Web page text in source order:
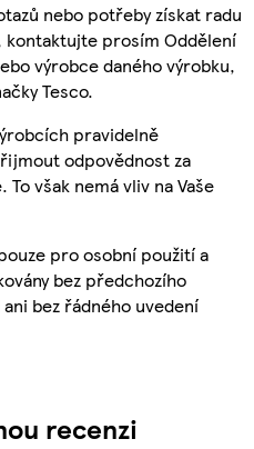
nebo potřeby získat radu
kontaktujte prosím Oddělení
výrobce daného výrobku,
Tesco.
pravidelně
odpovědnost za
však nemá vliv na Vaše
pro osobní použití a
bez předchozího
bez řádného uvedení
recenzi